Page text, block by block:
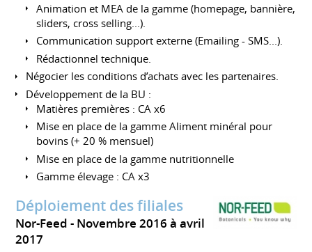
Animation et MEA de la gamme (homepage, bannière,
sliders, cross selling...).
Communication support externe (Emailing - SMS...).
Rédactionnel technique.
Négocier les conditions d’achats avec les partenaires.
Développement de la BU :
Matières premières : CA x6
Mise en place de la gamme Aliment minéral pour
bovins (+ 20 % mensuel)
Mise en place de la gamme nutritionnelle
Gamme élevage : CA x3
Déploiement des filiales
Nor-Feed
Novembre 2016 à avril
2017